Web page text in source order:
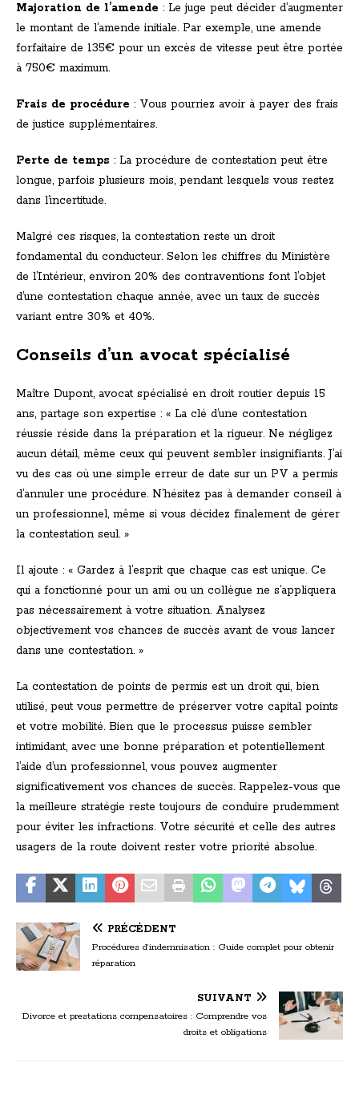
Majoration de l’amende : Le juge peut décider d’augmenter
le montant de l’amende initiale. Par exemple, une amende
forfaitaire de 135€ pour un excès de vitesse peut être portée
à 750€ maximum.
Frais de procédure : Vous pourriez avoir à payer des frais
de justice supplémentaires.
Perte de temps : La procédure de contestation peut être
longue, parfois plusieurs mois, pendant lesquels vous restez
dans l’incertitude.
Malgré ces risques, la contestation reste un droit
fondamental du conducteur. Selon les chiffres du Ministère
de l’Intérieur, environ 20% des contraventions font l’objet
d’une contestation chaque année, avec un taux de succès
variant entre 30% et 40%.
Conseils d’un avocat spécialisé
Maître Dupont, avocat spécialisé en droit routier depuis 15
ans, partage son expertise : « La clé d’une contestation
réussie réside dans la préparation et la rigueur. Ne négligez
aucun détail, même ceux qui peuvent sembler insignifiants. J’ai
vu des cas où une simple erreur de date sur un PV a permis
d’annuler une procédure. N’hésitez pas à demander conseil à
un professionnel, même si vous décidez finalement de gérer
la contestation seul. »
Il ajoute : « Gardez à l’esprit que chaque cas est unique. Ce
qui a fonctionné pour un ami ou un collègue ne s’appliquera
pas nécessairement à votre situation. Analysez
objectivement vos chances de succès avant de vous lancer
dans une contestation. »
La contestation de points de permis est un droit qui, bien
utilisé, peut vous permettre de préserver votre capital points
et votre mobilité. Bien que le processus puisse sembler
intimidant, avec une bonne préparation et potentiellement
l’aide d’un professionnel, vous pouvez augmenter
significativement vos chances de succès. Rappelez-vous que
la meilleure stratégie reste toujours de conduire prudemment
pour éviter les infractions. Votre sécurité et celle des autres
usagers de la route doivent rester votre priorité absolue.
PRÉCÉDENT
Procédures d’indemnisation : Guide complet pour obtenir
réparation
SUIVANT
Divorce et prestations compensatoires : Comprendre vos
droits et obligations